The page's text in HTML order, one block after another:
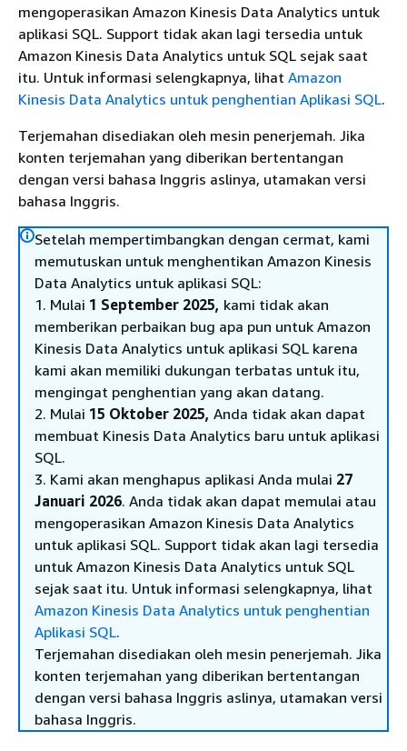
mengoperasikan Amazon Kinesis Data Analytics untuk
aplikasi SQL. Support tidak akan lagi tersedia untuk
Amazon Kinesis Data Analytics untuk SQL sejak saat
itu. Untuk informasi selengkapnya, lihat Amazon
Kinesis Data Analytics untuk penghentian Aplikasi SQL.
Terjemahan disediakan oleh mesin penerjemah. Jika
konten terjemahan yang diberikan bertentangan
dengan versi bahasa Inggris aslinya, utamakan versi
bahasa Inggris.
Setelah mempertimbangkan dengan cermat, kami
memutuskan untuk menghentikan Amazon Kinesis
Data Analytics untuk aplikasi SQL:
1. Mulai 1 September 2025, kami tidak akan
memberikan perbaikan bug apa pun untuk Amazon
Kinesis Data Analytics untuk aplikasi SQL karena
kami akan memiliki dukungan terbatas untuk itu,
mengingat penghentian yang akan datang.
2. Mulai 15 Oktober 2025, Anda tidak akan dapat
membuat Kinesis Data Analytics baru untuk aplikasi
SQL.
3. Kami akan menghapus aplikasi Anda mulai 27
Januari 2026. Anda tidak akan dapat memulai atau
mengoperasikan Amazon Kinesis Data Analytics
untuk aplikasi SQL. Support tidak akan lagi tersedia
untuk Amazon Kinesis Data Analytics untuk SQL
sejak saat itu. Untuk informasi selengkapnya, lihat
Amazon Kinesis Data Analytics untuk penghentian
Aplikasi SQL.
Terjemahan disediakan oleh mesin penerjemah. Jika
konten terjemahan yang diberikan bertentangan
dengan versi bahasa Inggris aslinya, utamakan versi
bahasa Inggris.